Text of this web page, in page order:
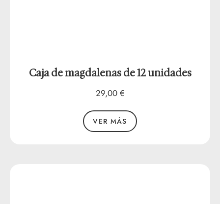
Caja de magdalenas de 12 unidades
29,00 €
VER MÁS